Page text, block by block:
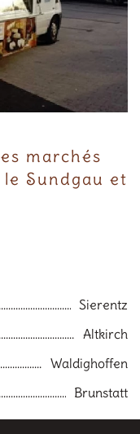
marchés
Sundgau et
Sierentz
Altkirch
Waldighoffen
Brunstatt